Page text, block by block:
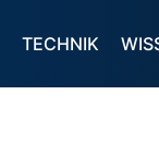
TECHNIK